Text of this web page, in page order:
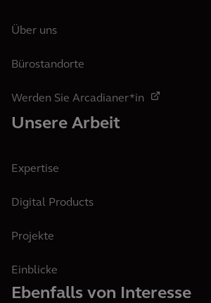
Über uns
Bürostandorte
Werden Sie Arcadianer*in
Unsere Arbeit
Expertise
Digital Products
Projekte
Einblicke
Ebenfalls von Interesse